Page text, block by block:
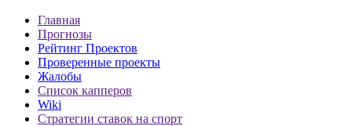
Главная
Прогнозы
Рейтинг Проектов
Проверенные проекты
Жалобы
Список капперов
Wiki
Стратегии ставок на спорт